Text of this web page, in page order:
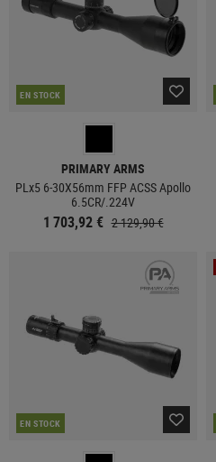
EN STOCK
PRIMARY ARMS
PLx5 6-30X56mm FFP ACSS Apollo
6.5CR/.224V
1 703,92 € 2 129,90 €
EN STOCK